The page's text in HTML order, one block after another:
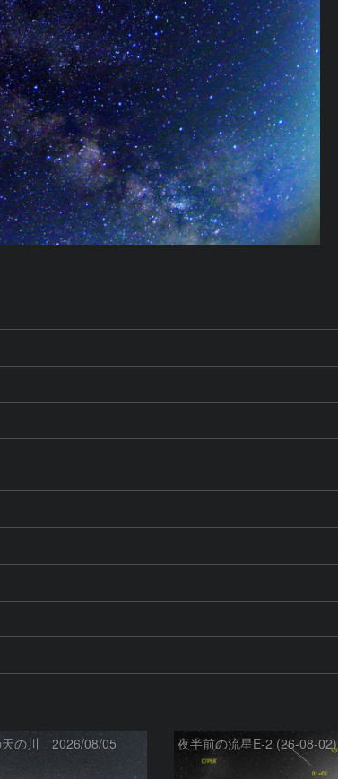
天の川 2026/08/05 夜半前の流星E-2 (26-08-02)